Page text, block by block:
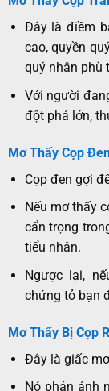
Đây là điềm
cao, quyền
quý nhân phù
Với người
đột phá lớn,
Mơ Thấy Cọp
Cọp đen gợi
Nếu mơ thấy
cẩn trọng
tiểu nhân.
Ngược lại,
chứng tỏ bạn
Mơ Thấy Bị Cọp
Đây là giấc
Nó phản ánh